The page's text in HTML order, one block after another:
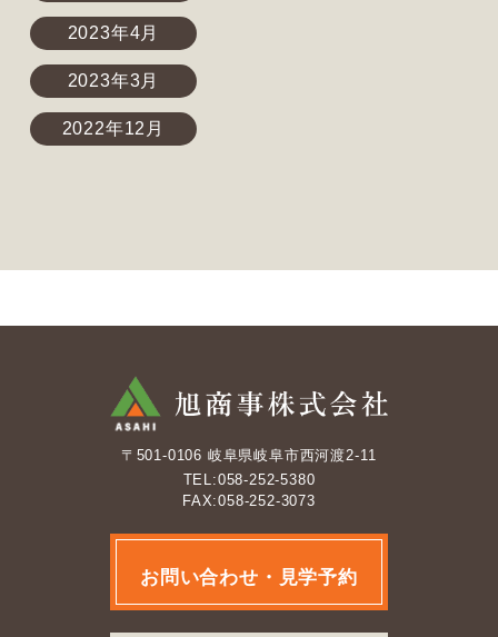
2023年4月
2023年3月
2022年12月
〒501-0106 岐阜県岐阜市西河渡2-11
TEL:058-252-5380
FAX:058-252-3073
お問い合わせ・見学予約